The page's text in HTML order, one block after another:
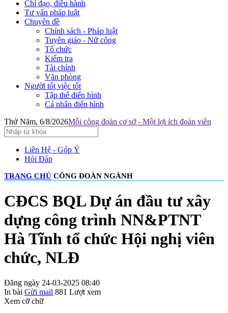
Chỉ đạo, điều hành
Tư vấn pháp luật
Chuyên đề
Chính sách - Pháp luật
Tuyên giáo - Nữ công
Tổ chức
Kiểm tra
Tài chính
Văn phòng
Người tốt việc tốt
Tập thể điển hình
Cá nhân điển hình
Thứ Năm, 6/8/2026Mỗi công đoàn cơ sở - Một lợi ích đoàn viên
Liên Hệ - Góp Ý
Hỏi Đáp
TRANG CHỦ CÔNG ĐOÀN NGÀNH
CĐCS BQL Dự án đầu tư xây
dựng công trình NN&PTNT
Hà Tĩnh tổ chức Hội nghị viên
chức, NLĐ
Đăng ngày 24-03-2025 08:40
In bài Gửi mail 881 Lượt xem
Xem cỡ chữ